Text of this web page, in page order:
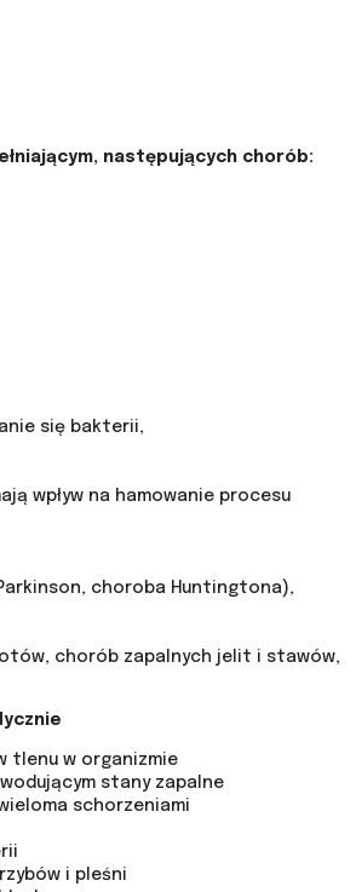
następujących chorób:
się bakterii,
wpływ na hamowanie procesu
choroba Huntingtona),
chorób zapalnych jelit i stawów,
tlenu w organizmie
stany zapalne
schorzeniami
i pleśni